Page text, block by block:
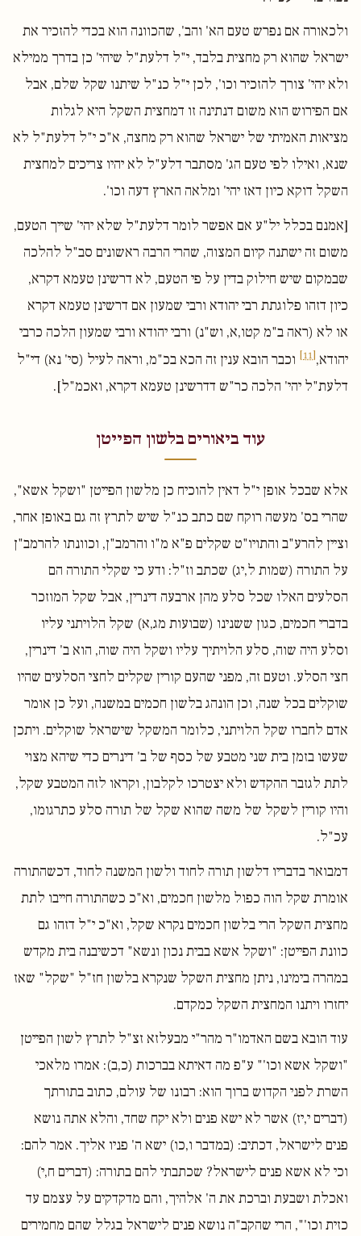
ולכאורה אם נפרש טעם הא' והב', שהכוונה הוא בכדי להזכיר את
ישראל שהוא רק מחצית בלבד, י"ל דלעת"ל שיהי' כן בדרך ממילא
ולא יהי' צורך להזכיר וכו', לכן י"ל כנ"ל שיתנו שקל שלם, אבל
אם הפירוש הוא משום דנתינה זו דמחצית השקל היא לגלות
מציאות האמיתי של ישראל שהוא רק מחצה, א"כ י"ל דלעת"ל לא
שנא, ואילו לפי טעם הג' מסתבר דלע"ל לא יהיו צריכים למחצית
השקל דוקא כיון דאז יהי' ומלאה הארץ דעה וכו'.
[אמנם בכלל יל"ע אם אפשר לומר דלעת"ל שלא יהי' שייך הטעם,
משום זה ישתנה קיום המצוה, שהרי הרבה ראשונים סב"ל להלכה
שבמקום שיש חילוק בדין על פי הטעם, לא דרשינן טעמא דקרא,
כיון דזהו פלוגתת רבי יהודא ורבי שמעון אם דרשינן טעמא דקרא
או לא (ראה ב"מ קטו,א, וש"נ) ורבי יהודא ורבי שמעון הלכה כרבי
יהודא,[11]
וכבר הובא ענין זה הכא בכ"מ, וראה לעיל (סי' נא) די"ל
דלעת"ל יהי' הלכה כר"ש דדרשינן טעמא דקרא, ואכמ"ל].
עוד ביאורים בלשון הפייטן
אלא שבכל אופן י"ל דאין להוכיח כן מלשון הפייטן "ושקל אשא",
שהרי בס' מעשה רוקח שם כתב כנ"ל שיש לתרץ זה גם באופן אחר,
וציין להרע"ב והתויו"ט שקלים פ"א מ"ו והרמב"ן, וכוונתו להרמב"ן
על התורה (שמות ל,יג) שכתב וז"ל: ודע כי שקלי התורה הם
הסלעים האלו שכל סלע מהן ארבעה דינרין, אבל שקל המוזכר
בדברי חכמים, כגון ששנינו (שבועות מג,א) שקל הלויתני עליו
וסלע היה שוה, סלע הלויתיך עליו ושקל היה שוה, הוא ב' דינרין,
חצי הסלע. וטעם זה, מפני שהעם קורין שקלים לחצי הסלעים שהיו
שוקלים בכל שנה, וכן הונהג בלשון חכמים במשנה, ועל כן אומר
אדם לחברו שקל הלויתני, כלומר המשקל שישראל שוקלים. ויתכן
שעשו בזמן בית שני מטבע של כסף של ב' דינרים כדי שיהא מצוי
לתת לגזבר ההקדש ולא יצטרכו לקלבון, וקראו לזה המטבע שקל,
והיו קורין לשקל של משה שהוא שקל של תורה סלע כתרגומו,
עכ"ל.
דמבואר בדבריו דלשון תורה לחוד ולשון המשנה לחוד, דכשהתורה
אומרת שקל הוה כפול מלשון חכמים, וא"כ כשהתורה חייבו לתת
מחצית השקל הרי בלשון חכמים נקרא שקל, וא"כ י"ל דזהו גם
כוונת הפייטן: "ושקל אשא בבית נכון ונשא" דכשיבנה בית מקדש
במהרה בימינו, ניתן מחצית השקל שנקרא בלשון חז"ל "שקל" שאז
יחזרו ויתנו המחצית השקל כמקדם.
עוד הובא בשם האדמו"ר מהר"י מבעלזא זצ"ל לתרץ לשון הפייטן
"ושקל אשא וכו'" ע"פ מה דאיתא בברכות (כ,ב): אמרו מלאכי
השרת לפני הקדוש ברוך הוא: רבונו של עולם, כתוב בתורתך
(דברים י,יז) אשר לא ישא פנים ולא יקח שחד, והלא אתה נושא
פנים לישראל, דכתיב: (במדבר ו,כו) ישא ה' פניו אליך. אמר להם:
וכי לא אשא פנים לישראל? שכתבתי להם בתורה: (דברים ח,י)
ואכלת ושבעת וברכת את ה' אלהיך, והם מדקדקים על עצמם עד
כזית וכו'", הרי שהקב"ה נושא פנים לישראל בגלל שהם מחמירים